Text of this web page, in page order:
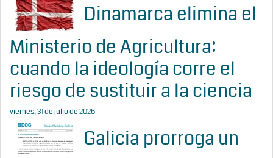
Dinamarca elimina el
Ministerio de Agricultura:
cuando la ideología corre el
riesgo de sustituir a la ciencia
viernes, 31 de julio de 2026
Galicia prorroga un